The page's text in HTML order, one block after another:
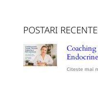
POSTARI RECENTE
Citeste mai